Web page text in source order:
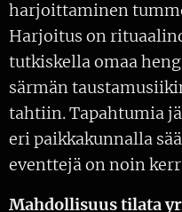
harjoittaminen
Harjoitus on
tutkiskella omaa
särmän
tahtiin. Tapahtumia
eri paikkakunnalla
eventtejä on noin
Mahdollisuus tilata